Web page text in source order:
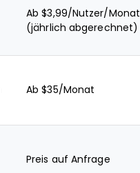
Ab $3,99/Nutzer/Monat
(jährlich abgerechnet)
Ab $35/Monat
Preis auf Anfrage